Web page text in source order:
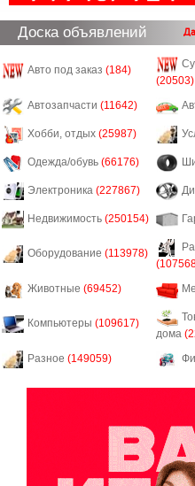
Доска объявлений
Авто под заказ (184)
(20503)
Автозапчасти (11642)
Хобби, отдых (25987)
Одежда/обувь (66176)
Электроника (227867)
Недвижимость (250154)
Оборудование (113978)
Животные (69452)
Компьютеры (109617)
дома
Разное (149059)